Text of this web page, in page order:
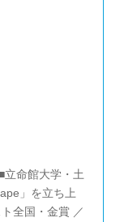
立命館大学・土
」を立ち上
全国・金賞 ／